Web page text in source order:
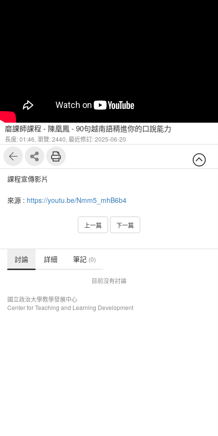
磨課師課程 - 陳凰鳳 - 90句越南語精進你的口說能力
長度: 01:46, 瀏覽: 2440, 最近修訂: 2025-06-20
課程宣傳影片
來源 : https://youtu.be/Nmm5_mhB6b4
上一篇 下一篇
討論 詳細 筆記 (0)
目前沒有討論
國立政治大學教學發展中心
Center for Teaching and Learning Development